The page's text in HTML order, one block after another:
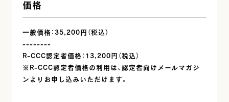
価格
一般価格：35,200円（税込）
--------
R-CCC認定者価格：13,200円（税込）
※R-CCC認定者価格の利用は、認定者向けメールマガジ
ンよりお申し込みいただけます。